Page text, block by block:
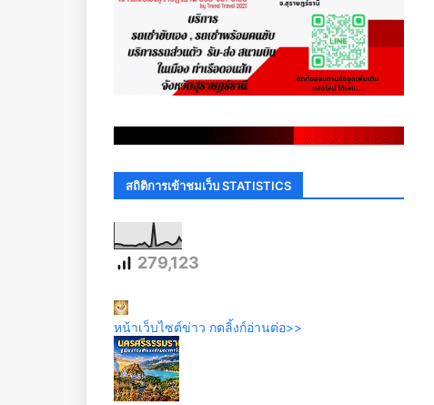
. . . . . . . . . . . . . . . .
สถิติการเข้าชมเว็บ STATISTICS
279,123
หน้าเว็บไซต์ข่าว กดลิ้งก์อ่านต่อ>>